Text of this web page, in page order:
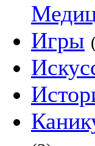
Игры